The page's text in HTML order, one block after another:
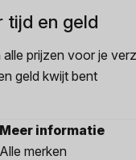
tijd en geld
alle prijzen voor je
geld kwijt bent
Meer informatie
Alle merken